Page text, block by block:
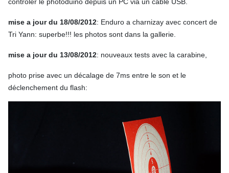
controler le photoduino depuis un PC via un cable USB.
mise a jour du 18/08/2012: Enduro a charnizay avec concert de
Tri Yann: superbe!!! les photos sont dans la gallerie.
mise a jour du 13/08/2012: nouveaux tests avec la carabine,
photo prise avec un décalage de 7ms entre le son et le
déclenchement du flash: